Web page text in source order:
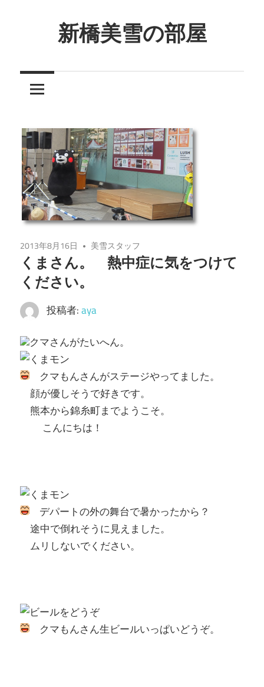
ツ
キ
ッ
プ
新橋美雪の部屋
ん
と
し
た
癒
し
の
空
間
2013年8月16日 美雪スタッフ
くまさん。 熱中症に気をつけて
ください。
投稿者:aya
クマさんがたいへん。
クマもんさんがステージやってました。
顔が優しそうで好きです。
熊本から錦糸町までようこそ。
こんにちは！
デパートの外の舞台で暑かったから？
途中で倒れそうに見えました。
ムリしないでください。
クマもんさん生ビールいっぱいどうぞ。